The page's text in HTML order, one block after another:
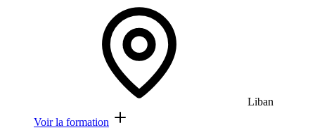
Liban
Voir la formation